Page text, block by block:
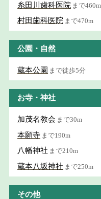
糸田川歯科医院 まで460m
村田歯科医院 まで470m
公園・自然
蔵本公園 まで徒歩5分
お寺・神社
加茂名教会 まで30m
本願寺 まで190m
八幡神社 まで210m
蔵本八坂神社 まで250m
その他